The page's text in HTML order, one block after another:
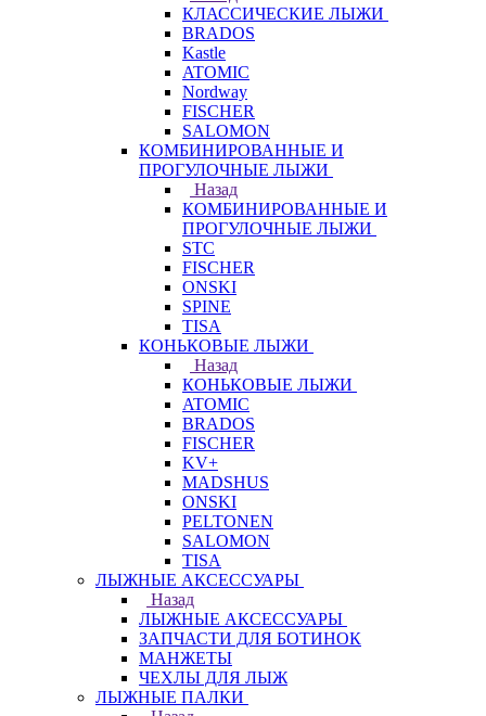
КЛАССИЧЕСКИЕ ЛЫЖИ
BRADOS
Kastle
ATOMIC
Nordway
FISCHER
SALOMON
КОМБИНИРОВАННЫЕ И
ПРОГУЛОЧНЫЕ ЛЫЖИ
Назад
КОМБИНИРОВАННЫЕ И
ПРОГУЛОЧНЫЕ ЛЫЖИ
STC
FISCHER
ONSKI
SPINE
TISA
КОНЬКОВЫЕ ЛЫЖИ
Назад
КОНЬКОВЫЕ ЛЫЖИ
ATOMIC
BRADOS
FISCHER
KV+
MADSHUS
ONSKI
PELTONEN
SALOMON
TISA
ЛЫЖНЫЕ АКСЕССУАРЫ
Назад
ЛЫЖНЫЕ АКСЕССУАРЫ
ЗАПЧАСТИ ДЛЯ БОТИНОК
МАНЖЕТЫ
ЧЕХЛЫ ДЛЯ ЛЫЖ
ЛЫЖНЫЕ ПАЛКИ